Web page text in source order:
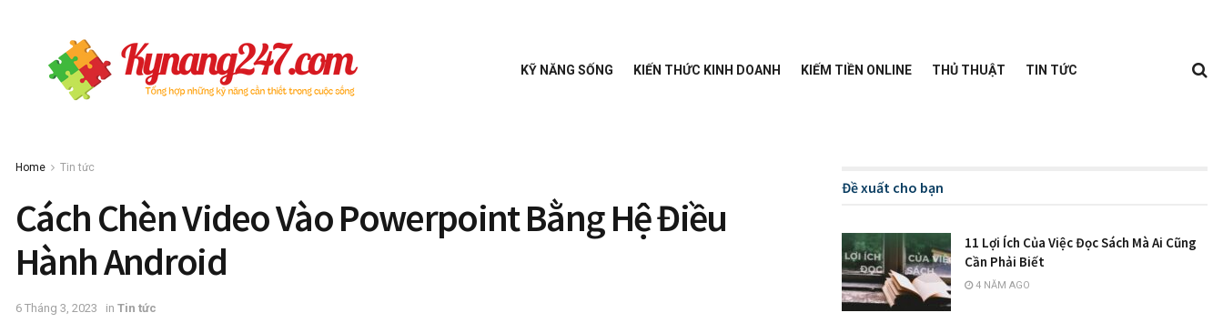
KỸ NĂNG SỐNG KIẾN THỨC KINH DOANH KIẾM TIỀN ONLINE THỦ THUẬT TIN TỨC
Home Tin tức
Cách Chèn Video Vào Powerpoint Bằng Hệ Điều
Hành Android
6 Tháng 3, 2023 in Tin tức
Đề xuất cho bạn
11 Lợi Ích Của Việc Đọc Sách Mà Ai Cũng
Cần Phải Biết
4 NĂM AGO